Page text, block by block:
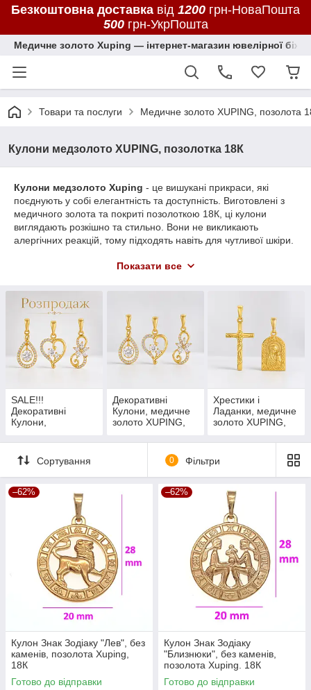
Безкоштовна доставка від 1200 грн-НоваПошта
500грн-УкрПошта
Медичне золото Xuping — інтернет-магазин ювелірної
Товари та послуги Медичне золото XUPING, позолота
Кулони медзолото XUPING, позолотка 18К
Кулони медзолото Xuping - це вишукані прикраси, які
поєднують у собі елегантність та доступність. Виготовлені з
медичного золота та покриті позолоткою 18К, ці кулони
виглядають розкішно та стильно. Вони не викликають
алергічних реакцій, тому підходять навіть для чутливої шкіри.
дизайнів: від класичних хрестиків до сучасних декоративних
чудовим доповненням до вашого образу, додаючи йому
нотку вишуканості та шарму. Придбайте кулони Xuping та
насолоджуйтесь їхньою красою щодня! Ці прикраси є
ідеальним вибором для тих, хто цінує якісну біжутерію.
Показати все
SALE!!!
Декоративні
Кулони,
XUPING, позолота
18К
Декоративні
Кулони, медичне
золото XUPING,
Хрестики і
Ладанки, медичне
золото XUPING,
Сортування 0 Фільтри
–62%
Кулон Знак Зодіаку "Лев", без
каменів, позолота Xuping,
18К
Готово до відправки
–62%
Кулон Знак Зодіаку
"Близнюки", без каменів,
позолота Xuping. 18К
Готово до відправки